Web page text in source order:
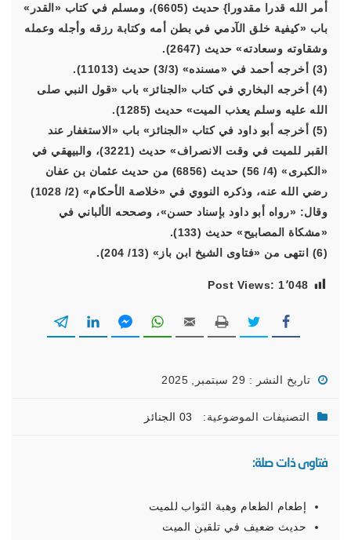
أمر الله قدرا مقدورا} حديث (6605)، ومسلم في كتاب «القدر»
باب «كيفية خلق الآدمي في بطن أمه وكتابة رزقه وأجله وعمله
وشقاوته وسعادته» حديث (2647).
(3) أخرجه أحمد في «مسنده» (3/3) حديث (11013).
(4) أخرجه البخاري في كتاب «الجنائز» باب «قول النبي صلى
الله عليه وسلم يعذب الميت» حديث (1285).
(5) أخرجه أبو داود في كتاب «الجنائز» باب «الاستغفار عند
القبر للميت في وقت الانصراف» حديث (3221)، والبيهقي في
«الكبرى» (4/ 56) حديث (6856) من حديث عثمان بن عفان
رضي الله عنه، وذكره النووي في «خلاصة الأحكام» (2/ 1028)
وقال: «رواه أبو داود بإسناد حسن»، وصححه الألباني في
«مشكاة المصابيح» حديث (133).
(6) انتهى من «فتاوى الشيخ ابن باز» (13/ 204).
Post Views: 1٬048
تاريخ النشر : 29 سبتمبر, 2025
التصنيفات الموضوعية: 03 الجنائز
فتاوى ذات صلة:
إطعام الطعام وهبة الثواب للميت
حديث ضعيف في تلقين الميت